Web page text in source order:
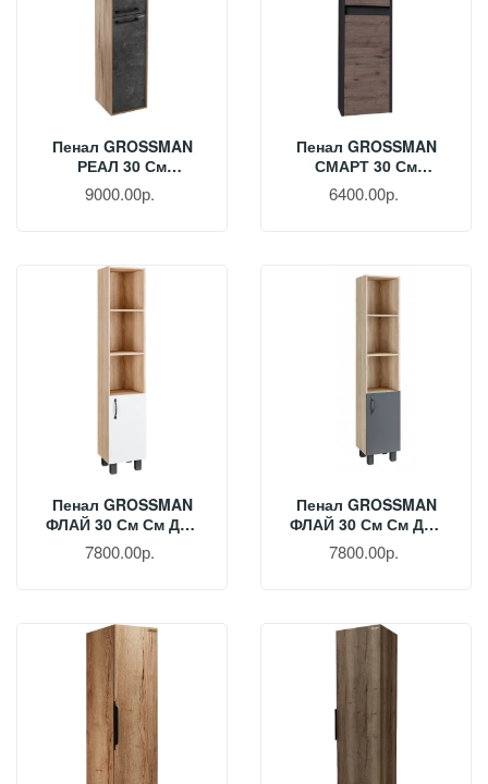
Пенал GROSSMAN
РЕАЛ 30 См
Веллингтон/бетон
Арья 303007
9000.00р.
Пенал GROSSMAN
СМАРТ 30 См
Веллингтон/графит
303011
6400.00р.
Пенал GROSSMAN
ФЛАЙ 30 См См Дуб
Сонома/белый
303001
7800.00р.
Пенал GROSSMAN
ФЛАЙ 30 См См Дуб
Сонома/серый
303002
7800.00р.